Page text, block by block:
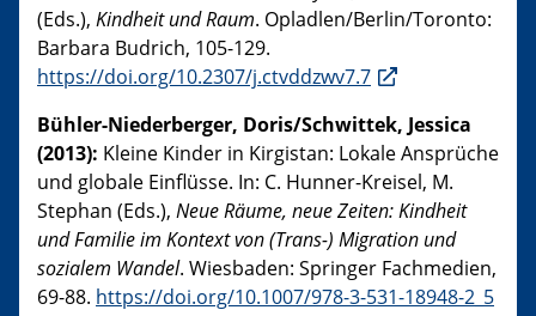
(Eds.), Kindheit und Raum. Opladlen/Berlin/Toronto:
Barbara Budrich, 105-129.
https://doi.org/10.2307/j.ctvddzwv7.7
Bühler-Niederberger, Doris/Schwittek, Jessica
(2013): Kleine Kinder in Kirgistan: Lokale Ansprüche
und globale Einflüsse. In: C. Hunner-Kreisel, M.
Stephan (Eds.), Neue Räume, neue Zeiten: Kindheit
und Familie im Kontext von (Trans-) Migration und
sozialem Wandel. Wiesbaden: Springer Fachmedien,
69-88. https://doi.org/10.1007/978-3-531-18948-2_5